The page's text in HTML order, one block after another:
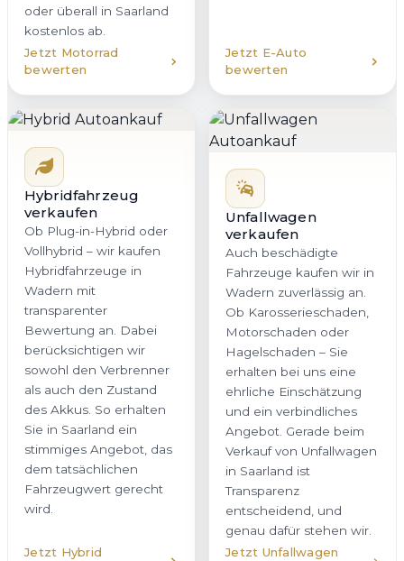
oder überall in Saarland
kostenlos ab.
Jetzt Motorrad
bewerten
Jetzt E-Auto
bewerten
Hybridfahrzeug
verkaufen
Ob Plug-in-Hybrid oder
Vollhybrid – wir kaufen
Hybridfahrzeuge in
Wadern mit
transparenter
Bewertung an. Dabei
berücksichtigen wir
sowohl den Verbrenner
als auch den Zustand
des Akkus. So erhalten
Sie in Saarland ein
stimmiges Angebot, das
dem tatsächlichen
Fahrzeugwert gerecht
wird.
Jetzt Hybrid
Unfallwagen
verkaufen
Auch beschädigte
Fahrzeuge kaufen wir in
Wadern zuverlässig an.
Ob Karosserieschaden,
Motorschaden oder
Hagelschaden – Sie
erhalten bei uns eine
ehrliche Einschätzung
und ein verbindliches
Angebot. Gerade beim
Verkauf von Unfallwagen
in Saarland ist
Transparenz
entscheidend, und
genau dafür stehen wir.
Jetzt Unfallwagen